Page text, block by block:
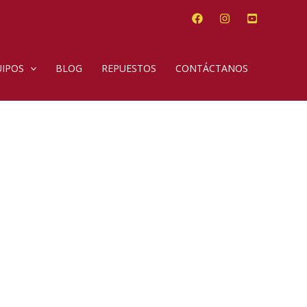
BLOG REPUESTOS CONTÁCTANOS